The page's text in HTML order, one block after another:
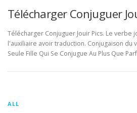
Télécharger Conjuguer
Télécharger Conjuguer Jouir Pics. Le verbe
l'auxiliaire avoir traduction. Conjugaison du
Seule Fille Qui Se Conjugue Au Plus Que
ALL